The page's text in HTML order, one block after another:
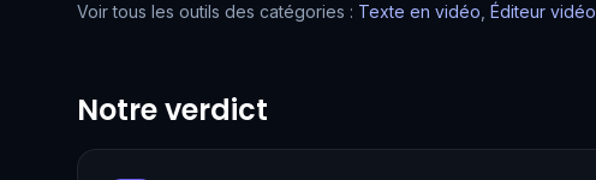
Voir tous les outils des catégories : Texte en vidéo Éditeur vidéo
Notre verdict